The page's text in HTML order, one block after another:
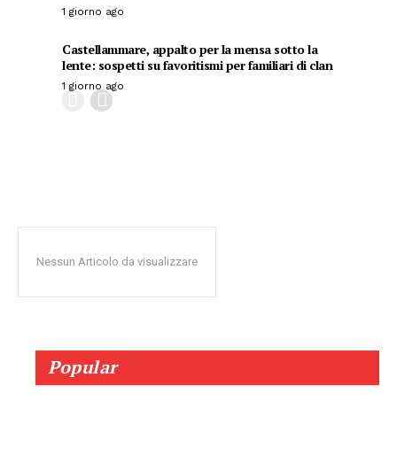
1 giorno ago
Castellammare, appalto per la mensa sotto la
lente: sospetti su favoritismi per familiari di clan
1 giorno ago
Nessun Articolo da visualizzare
Popular